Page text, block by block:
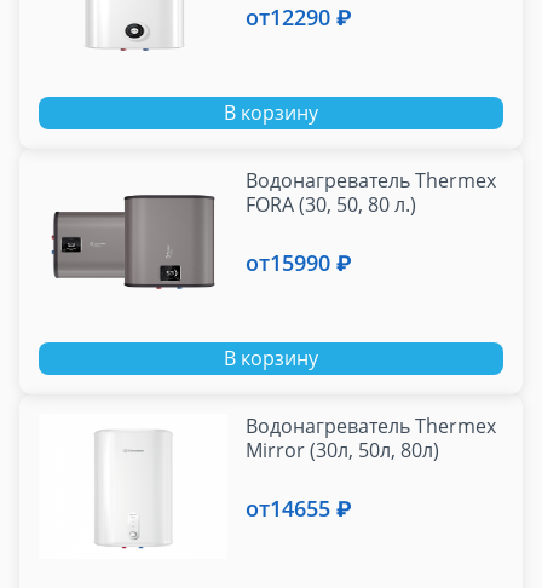
от12290 ₽
В корзину
Водонагреватель Thermex
FORA (30, 50, 80 л.)
от15990 ₽
В корзину
Водонагреватель Thermex
Mirror (30л, 50л, 80л)
от14655 ₽